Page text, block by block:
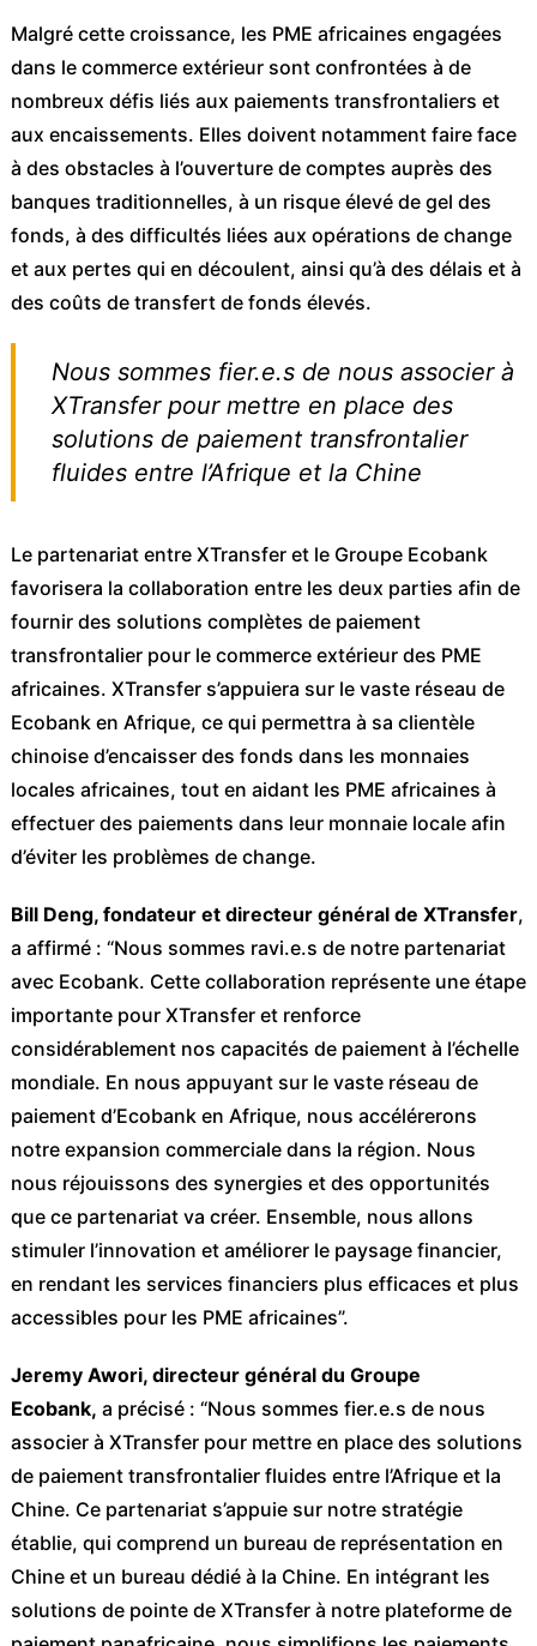
Malgré cette croissance, les PME africaines engagées
dans le commerce extérieur sont confrontées à de
nombreux défis liés aux paiements transfrontaliers et
aux encaissements. Elles doivent notamment faire face
à des obstacles à l’ouverture de comptes auprès des
banques traditionnelles, à un risque élevé de gel des
fonds, à des difficultés liées aux opérations de change
et aux pertes qui en découlent, ainsi qu’à des délais et à
des coûts de transfert de fonds élevés.
Nous sommes fier.e.s de nous associer à
XTransfer pour mettre en place des
solutions de paiement transfrontalier
fluides entre l’Afrique et la Chine
Le partenariat entre XTransfer et le Groupe Ecobank
favorisera la collaboration entre les deux parties afin de
fournir des solutions complètes de paiement
transfrontalier pour le commerce extérieur des PME
africaines. XTransfer s’appuiera sur le vaste réseau de
Ecobank en Afrique, ce qui permettra à sa clientèle
chinoise d’encaisser des fonds dans les monnaies
locales africaines, tout en aidant les PME africaines à
effectuer des paiements dans leur monnaie locale afin
d’éviter les problèmes de change.
Bill Deng, fondateur et directeur général de XTransfer,
a affirmé : “Nous sommes ravi.e.s de notre partenariat
avec Ecobank. Cette collaboration représente une étape
importante pour XTransfer et renforce
considérablement nos capacités de paiement à l’échelle
mondiale. En nous appuyant sur le vaste réseau de
paiement d’Ecobank en Afrique, nous accélérerons
notre expansion commerciale dans la région. Nous
nous réjouissons des synergies et des opportunités
que ce partenariat va créer. Ensemble, nous allons
stimuler l’innovation et améliorer le paysage financier,
en rendant les services financiers plus efficaces et plus
accessibles pour les PME africaines”.
Jeremy Awori, directeur général du Groupe
Ecobank, a précisé : “Nous sommes fier.e.s de nous
associer à XTransfer pour mettre en place des solutions
de paiement transfrontalier fluides entre l’Afrique et la
Chine. Ce partenariat s’appuie sur notre stratégie
établie, qui comprend un bureau de représentation en
Chine et un bureau dédié à la Chine. En intégrant les
solutions de pointe de XTransfer à notre plateforme de